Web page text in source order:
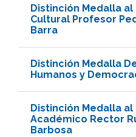
Distinción Medalla al
Cultural Profesor
Barra
Distinción Medalla
Humanos y
Distinción Medalla al
Académico Rector
Barbosa